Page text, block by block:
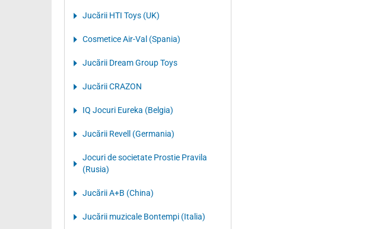
Jucării HTI Toys (UK)
Cosmetice Air-Val (Spania)
Jucării Dream Group Toys
Jucării CRAZON
IQ Jocuri Eureka (Belgia)
Jucării Revell (Germania)
Jocuri de societate Prostie Pravila
(Rusia)
Jucării A+B (China)
Jucării muzicale Bontempi (Italia)